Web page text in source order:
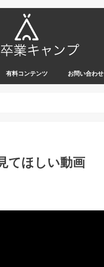
有料コンテンツ お問い合わせ
てほしい動画